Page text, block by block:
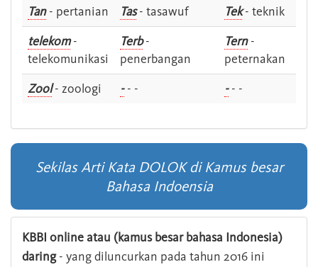
Tan- pertanian Tas- tasawuf Tek- teknik
telekom-
telekomunikasi
Terb-
penerbangan
Tern-
peternakan
Zool- zoologi -- - -- -
Sekilas Arti Kata DOLOK di Kamus besar
Bahasa Indoensia
KBBI online atau (kamus besar bahasa Indonesia)
daring- yang diluncurkan pada tahun 2016 ini